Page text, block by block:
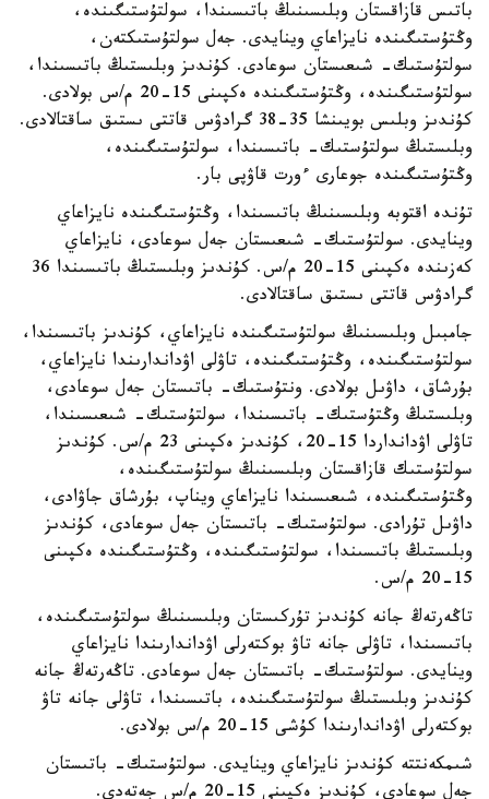
باتىس قازاقستان وبلىسىنىڭ باتىسىندا، سولتۇستىگىندە،
وڭتۇستىگىندە نايزاعاي وينايدى. جەل سولتۇستىكتەن،
سولتۇستىك- شىعىستان سوعادى. كۇندىز وبلىستىڭ باتىسىندا،
سولتۇستىگىندە، وڭتۇستىگىندە ەكپىنى 15-20 م/س بولادى.
كۇندىز وبلىس بويىنشا 35-38 گرادۋس قاتتى ىستىق ساقتالادى.
وبلىستىڭ سولتۇستىك- باتىسىندا، سولتۇستىگىندە،
وڭتۇستىگىندە جوعارى ءورت قاۋپى بار.
تۇندە اقتوبە وبلىسىنىڭ باتىسىندا، وڭتۇستىگىندە نايزاعاي
وينايدى. سولتۇستىك- شىعىستان جەل سوعادى، نايزاعاي
كەزىندە ەكپىنى 15-20 م/س. كۇندىز وبلىستىڭ باتىسىندا 36
گرادۋس قاتتى ىستىق ساقتالادى.
جامبىل وبلىسىنىڭ سولتۇستىگىندە نايزاعاي، كۇندىز باتىسىندا،
سولتۇستىگىندە، وڭتۇستىگىندە، تاۋلى اۋداندارىندا نايزاعاي،
بۇرشاق، داۋىل بولادى. ونتۇستىك- باتىستان جەل سوعادى،
وبلىستىڭ وڭتۇستىك- باتىسىندا، سولتۇستىك- شىعىسىندا،
تاۋلى اۋدانداردا 15-20، كۇندىز ەكپىنى 23 م/س. كۇندىز
سولتۇستىك قازاقستان وبلىسىنىڭ سولتۇستىگىندە،
وڭتۇستىگىندە، شىعىسىندا نايزاعاي ويناپ، بۇرشاق جاۋادى،
داۋىل تۇرادى. سولتۇستىك- باتىستان جەل سوعادى، كۇندىز
وبلىستىڭ باتىسىندا، سولتۇستىگىندە، وڭتۇستىگىندە ەكپىنى
15-20 م/س.
تاڭەرتەڭ جانە كۇندىز تۇركىستان وبلىسىنىڭ سولتۇستىگىندە،
باتىسىندا، تاۋلى جانە تاۋ بوكتەرلى اۋداندارىندا نايزاعاي
وينايدى. سولتۇستىك- باتىستان جەل سوعادى. تاڭەرتەڭ جانە
كۇندىز وبلىستىڭ سولتۇستىگىندە، باتىسىندا، تاۋلى جانە تاۋ
بوكتەرلى اۋداندارىندا كۇشى 15-20 م/س بولادى.
شىمكەنتتە كۇندىز نايزاعاي وينايدى. سولتۇستىك- باتىستان